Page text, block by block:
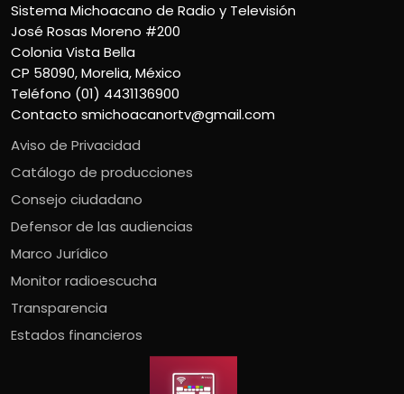
Sistema Michoacano de Radio y Televisión
José Rosas Moreno #200
Colonia Vista Bella
CP 58090, Morelia, México
Teléfono (01) 4431136900
Contacto smichoacanortv@gmail.com
Aviso de Privacidad
Catálogo de producciones
Consejo ciudadano
Defensor de las audiencias
Marco Jurídico
Monitor radioescucha
Transparencia
Estados financieros